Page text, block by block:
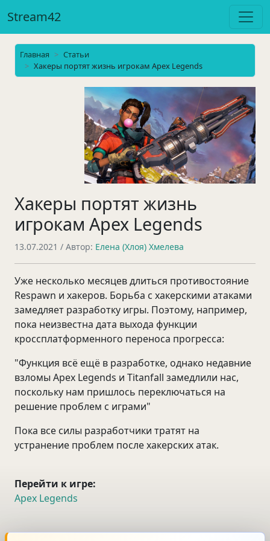
Stream42
Главная
Статьи
Хакеры портят жизнь игрокам Apex Legends
Хакеры портят жизнь
игрокам Apex Legends
13.07.2021 / Автор: Елена (Хлоя) Хмелева
Уже несколько месяцев длиться противостояние
Respawn и хакеров. Борьба с хакерскими атаками
замедляет разработку игры. Поэтому, например,
пока неизвестна дата выхода функции
кроссплатформенного переноса прогресса:
"Функция всё ещё в разработке, однако недавние
взломы Apex Legends и Titanfall замедлили нас,
поскольку нам пришлось переключаться на
решение проблем с играми"
Пока все силы разработчики тратят на
устранение проблем после хакерских атак.
Перейти к игре:
Apex Legends